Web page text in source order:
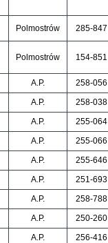
Polmostrów 285-847
Polmostrów 154-851
A.P. 258-056
A.P. 258-038
A.P. 255-064
A.P. 255-066
A.P. 255-646
A.P. 251-693
A.P. 258-788
A.P. 250-260
A.P. 256-416